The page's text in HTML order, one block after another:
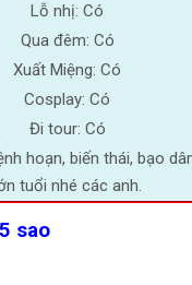
Lỗ nhị: Có
Qua đêm: Có
Xuất Miệng: Có
Cosplay: Có
Đi tour: Có
hoạn, biến thái, bạo
tuổi nhé các anh.
sao